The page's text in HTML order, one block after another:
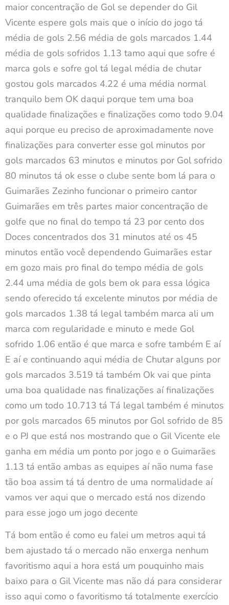
maior concentração de Gol se depender do Gil
Vicente espere gols mais que o início do jogo tá
média de gols 2.56 média de gols marcados 1.44
média de gols sofridos 1.13 tamo aqui que sofre é
marca gols e sofre gol tá legal média de chutar
gostou gols marcados 4.22 é uma média normal
tranquilo bem OK daqui porque tem uma boa
qualidade finalizações e finalizações como todo 9.04
aqui porque eu preciso de aproximadamente nove
finalizações para converter esse gol minutos por
gols marcados 63 minutos e minutos por Gol sofrido
80 minutos tá ok esse o clube sente bom lá para o
Guimarães Zezinho funcionar o primeiro cantor
Guimarães em três partes maior concentração de
golfe que no final do tempo tá 23 por cento dos
Doces concentrados dos 31 minutos até os 45
minutos então você dependendo Guimarães estar
em gozo mais pro final do tempo média de gols
2.44 uma média de gols bem ok para essa lógica
sendo oferecido tá excelente minutos por média de
gols marcados 1.38 tá legal também marca ali um
marca com regularidade e minuto e mede Gol
sofrido 1.06 então é que marca e sofre também E aí
E aí e continuando aqui média de Chutar alguns por
gols marcados 3.519 tá também Ok vai que pinta
uma boa qualidade nas finalizações aí finalizações
como um todo 10.713 tá Tá legal também é minutos
por gols marcados 65 minutos por Gol sofrido de 85
e o PJ que está nos mostrando que o Gil Vicente ele
ganha em média um ponto por jogo e o Guimarães
1.13 tá então ambas as equipes aí não numa fase
tão boa assim tá tá dentro de uma normalidade aí
vamos ver aqui que o mercado está nos dizendo
para esse jogo um jogo decente
Tá bom então é como eu falei um metros aqui tá
bem ajustado tá o mercado não enxerga nenhum
favoritismo aqui a hora está um pouquinho mais
baixo para o Gil Vicente mas não dá para considerar
isso aqui como o favoritismo tá totalmente exercício